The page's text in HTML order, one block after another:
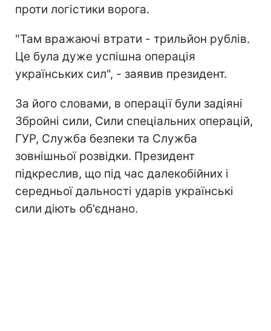
проти логістики ворога.
"Там вражаючі втрати - трильйон рублів.
Це була дуже успішна операція
українських сил", - заявив президент.
За його словами, в операції були задіяні
Збройні сили, Сили спеціальних операцій,
ГУР, Служба безпеки та Служба
зовнішньої розвідки. Президент
підкреслив, що під час далекобійних і
середньої дальності ударів українські
сили діють об'єднано.